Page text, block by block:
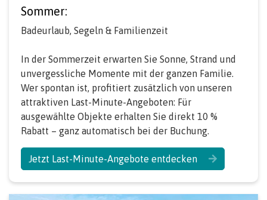
Sommer:
Badeurlaub, Segeln & Familienzeit
In der Sommerzeit erwarten Sie Sonne, Strand und
unvergessliche Momente mit der ganzen Familie.
Wer spontan ist, profitiert zusätzlich von unseren
attraktiven Last-Minute-Angeboten: Für
ausgewählte Objekte erhalten Sie direkt 10 %
Rabatt – ganz automatisch bei der Buchung.
Jetzt Last-Minute-Angebote entdecken